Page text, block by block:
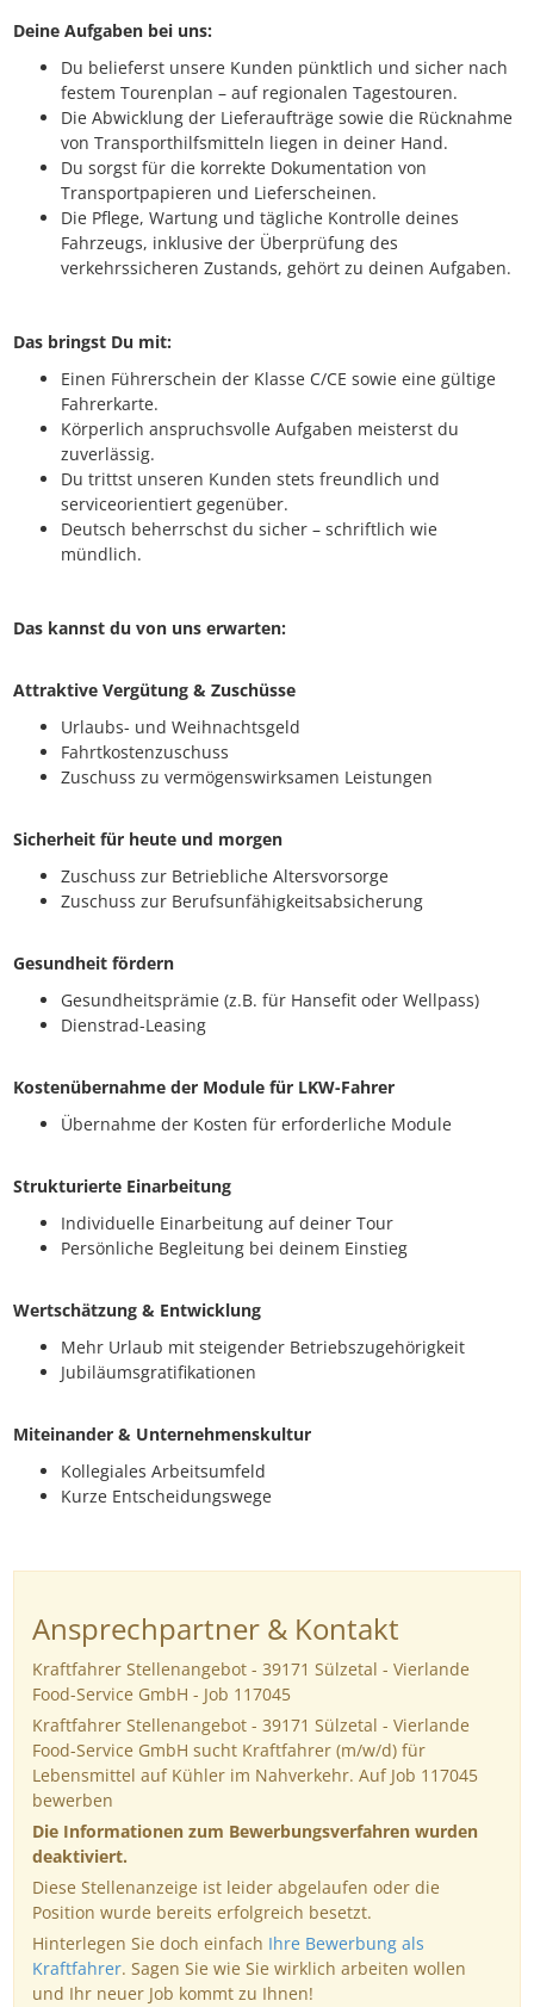
Deine Aufgaben bei uns:
Du belieferst unsere Kunden pünktlich und sicher nach
festem Tourenplan – auf regionalen Tagestouren.
Die Abwicklung der Lieferaufträge sowie die Rücknahme
von Transporthilfsmitteln liegen in deiner Hand.
Du sorgst für die korrekte Dokumentation von
Transportpapieren und Lieferscheinen.
Die Pflege, Wartung und tägliche Kontrolle deines
Fahrzeugs, inklusive der Überprüfung des
verkehrssicheren Zustands, gehört zu deinen Aufgaben.
Das bringst Du mit:
Einen Führerschein der Klasse C/CE sowie eine gültige
Fahrerkarte.
Körperlich anspruchsvolle Aufgaben meisterst du
zuverlässig.
Du trittst unseren Kunden stets freundlich und
serviceorientiert gegenüber.
Deutsch beherrschst du sicher – schriftlich wie
mündlich.
Das kannst du von uns erwarten:
Attraktive Vergütung & Zuschüsse
Urlaubs- und Weihnachtsgeld
Fahrtkostenzuschuss
Zuschuss zu vermögenswirksamen Leistungen
Sicherheit für heute und morgen
Zuschuss zur Betriebliche Altersvorsorge
Zuschuss zur Berufsunfähigkeitsabsicherung
Gesundheit fördern
Gesundheitsprämie (z.B. für Hansefit oder Wellpass)
Dienstrad-Leasing
Kostenübernahme der Module für LKW-Fahrer
Übernahme der Kosten für erforderliche Module
Strukturierte Einarbeitung
Individuelle Einarbeitung auf deiner Tour
Persönliche Begleitung bei deinem Einstieg
Wertschätzung & Entwicklung
Mehr Urlaub mit steigender Betriebszugehörigkeit
Jubiläumsgratifikationen
Miteinander & Unternehmenskultur
Kollegiales Arbeitsumfeld
Kurze Entscheidungswege
Ansprechpartner & Kontakt
Kraftfahrer Stellenangebot - 39171 Sülzetal - Vierlande
Food-Service GmbH - Job 117045
Kraftfahrer Stellenangebot - 39171 Sülzetal - Vierlande
Food-Service GmbH sucht Kraftfahrer (m/w/d) für
Lebensmittel auf Kühler im Nahverkehr. Auf Job 117045
bewerben
Die Informationen zum Bewerbungsverfahren wurden
deaktiviert.
Diese Stellenanzeige ist leider abgelaufen oder die
Position wurde bereits erfolgreich besetzt.
Hinterlegen Sie doch einfach Ihre Bewerbung als
Kraftfahrer. Sagen Sie wie Sie wirklich arbeiten wollen
und Ihr neuer Job kommt zu Ihnen!